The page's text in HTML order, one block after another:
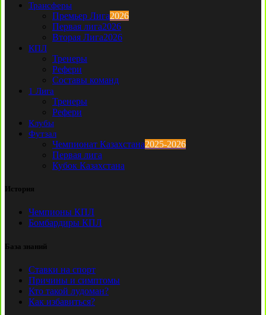
Трансферы
Премьер Лига2026
Первая лига2026
Вторая Лига2026
КПЛ
Тренеры
Рефери
Составы команд
1 Лига
Тренеры
Рефери
Клубы
Футзал
Чемпионат Казахстана2025-2026
Первая лига
Кубок Казахстана
История
Чемпионы КПЛ
Бомбардиры КПЛ
База знаний
Ставки на спорт
Причины и симптомы
Кто такой лудоман?
Как избавиться?